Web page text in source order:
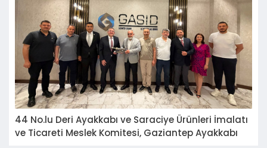
44 No.lu Deri Ayakkabı ve Saraciye Ürünleri İmalatı
ve Ticareti Meslek Komitesi, Gaziantep Ayakkabı